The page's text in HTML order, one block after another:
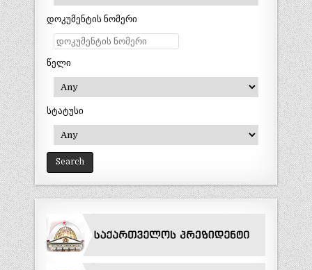
დოკუმენტის ნომერი
წელი
სტატუსი